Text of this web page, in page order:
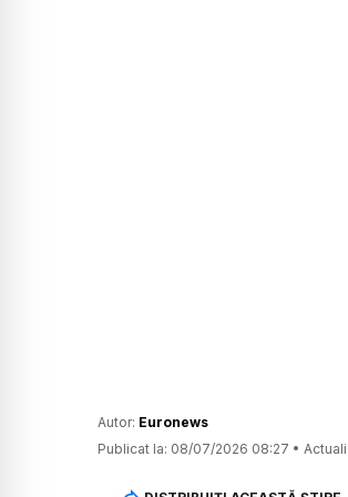
Autor: Euronews
Publicat la: 08/07/2026 08:27 •